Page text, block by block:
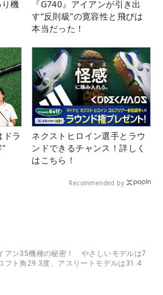
機
『G740』アイアンが引き出
す“反則級”の寛容性と飛びは
本当だった！
ドラ
ネクストヒロイン選手とラウ
ンドできるチャンス！詳しく
はこちら！
Recommended by
アン35機種の秘密！ やさしいモデルは7
フト角29.3度、アスリートモデルは31.4